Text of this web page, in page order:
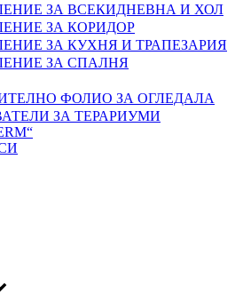
ЗА ВСЕКИДНЕВНА И ХОЛ
ЗА КОРИДОР
ЗА КУХНЯ И ТРАПЕЗАРИЯ
ЗА СПАЛНЯ
ФОЛИО ЗА ОГЛЕДАЛА
ЗА ТЕРАРИУМИ